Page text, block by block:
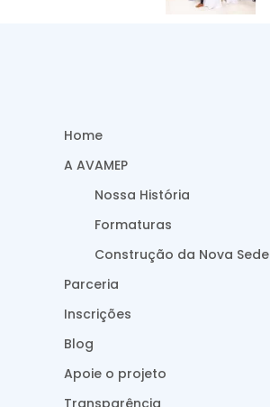
Home
A AVAMEP
Nossa História
Formaturas
Construção da Nova Sede
Parceria
Inscrições
Blog
Apoie o projeto